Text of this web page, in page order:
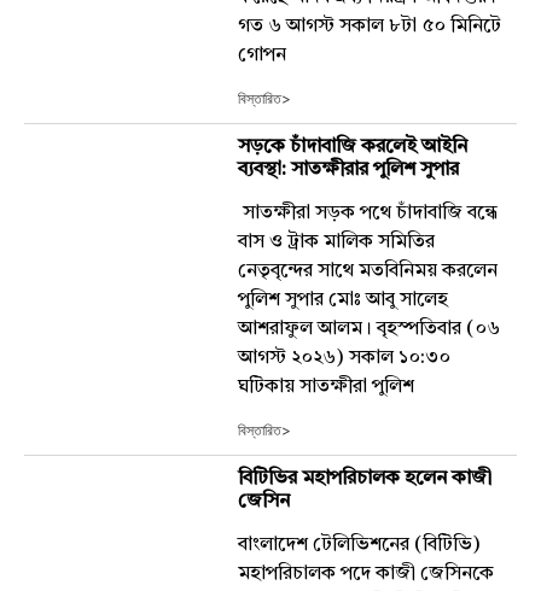
গত ৬ আগস্ট সকাল ৮টা ৫০ মিনিটে
গোপন
বিস্তারিত>
সড়কে চাঁদাবাজি করলেই আইনি
ব্যবস্থা: সাতক্ষীরার পুলিশ সুপার
সাতক্ষীরা সড়ক পথে চাঁদাবাজি বন্ধে
বাস ও ট্রাক মালিক সমিতির
নেতৃবৃন্দের সাথে মতবিনিময় করলেন
পুলিশ সুপার মোঃ আবু সালেহ
আশরাফুল আলম। বৃহস্পতিবার (০৬
আগস্ট ২০২৬) সকাল ১০:৩০
ঘটিকায় সাতক্ষীরা পুলিশ
বিস্তারিত>
বিটিভির মহাপরিচালক হলেন কাজী
জেসিন
বাংলাদেশ টেলিভিশনের (বিটিভি)
মহাপরিচালক পদে কাজী জেসিনকে